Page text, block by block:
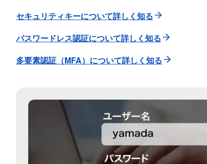
セキュリティキーについて詳しく知る
パスワードレス認証について詳しく知る
多要素認証（MFA）について詳しく知る